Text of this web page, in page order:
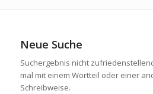
Neue Suche
Suchergebnis nicht
mal mit einem Wortteil oder einer
Schreibweise.